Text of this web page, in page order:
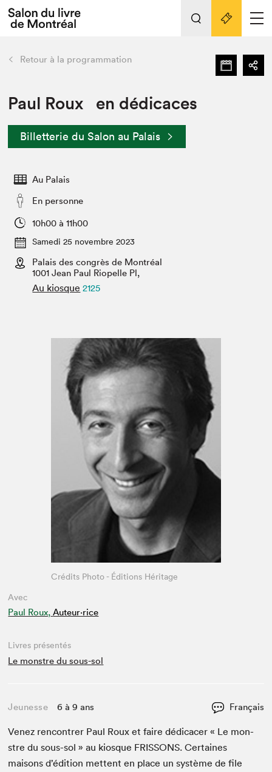
Espace exposant⋅e⋅s
Espace enseignant·e·s
Espace médias
L'événement
Préparer sa visite au Salon
Actualités
SLM PRO
retour Nos activités
Préparer sa visite
Salon dans la ville et en ligne
Projets partenaires
Liens pratiques
Retour à la programmation
Paul Roux en dédicaces
Billetterie du Salon au Palais
Au Palais
En personne
10h00 à 11h00
Samedi 25 novembre 2023
Palais des congrès de Montréal
1001 Jean Paul Riopelle Pl,
Au kiosque 2125
Avec
Paul Roux, Auteur·rice
Crédits Photo - Éditions Héritage
Livres présentés
Le monstre du sous-sol
Jeunesse 6 à 9 ans Français
Venez ren­con­tr­er Paul Roux et faire dédi­cac­er « Le mon­
stre du sous-sol » au kiosque FRIS­SONS. Cer­taines
maisons d’édi­tion met­tent en place un sys­tème de file